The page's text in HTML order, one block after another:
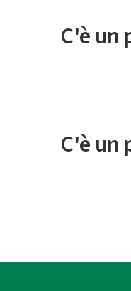
C'è un
C'è un